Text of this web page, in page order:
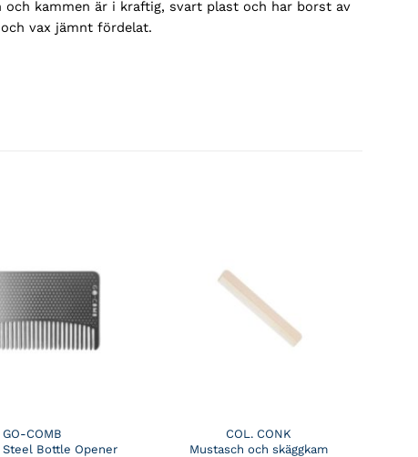
kammen är i kraftig, svart plast och har borst av
vax jämnt fördelat.
GO-COMB
Steel Bottle Opener
COL. CONK
Mustasch och skäggkam